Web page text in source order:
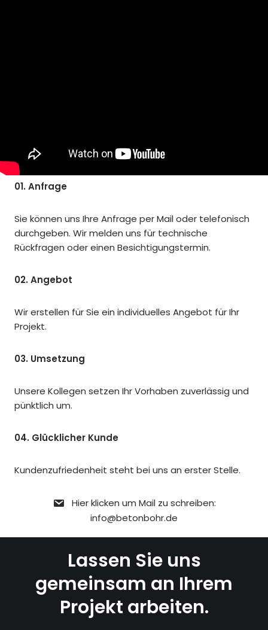
01. Anfrage
Sie können uns Ihre Anfrage per Mail oder telefonisch
durchgeben. Wir melden uns für technische
Rückfragen oder einen Besichtigungstermin.
02. Angebot
Wir erstellen für Sie ein individuelles Angebot für Ihr
Projekt.
03. Umsetzung
Unsere Kollegen setzen Ihr Vorhaben zuverlässig und
pünktlich um.
04. Glücklicher Kunde
Kundenzufriedenheit steht bei uns an erster Stelle.
Hier klicken um Mail zu schreiben:
info@betonbohr.de
Lassen Sie uns
gemeinsam an Ihrem
Projekt arbeiten.